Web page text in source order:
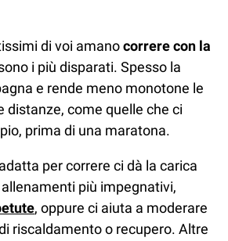
di voi amanocorrere con la
i più disparati. Spesso la
e rende meno monotone le
distanze, come quelle che ci
prima di una maratona.
per correre ci dà la carica
più impegnativi,
, oppure ci aiuta a moderare
riscaldamento o recupero. Altre